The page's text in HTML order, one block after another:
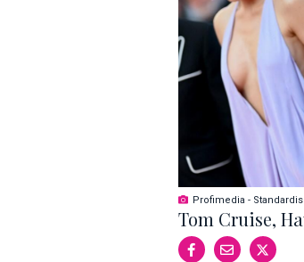
Profimedia - Standardis
Tom Cruise,